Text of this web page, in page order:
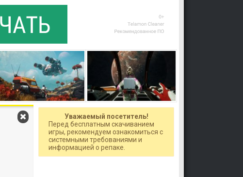
Уважаемый посетитель!
Перед бесплатным скачиванием
игры, рекомендуем ознакомиться с
системными требованиями и
информацией о репаке.